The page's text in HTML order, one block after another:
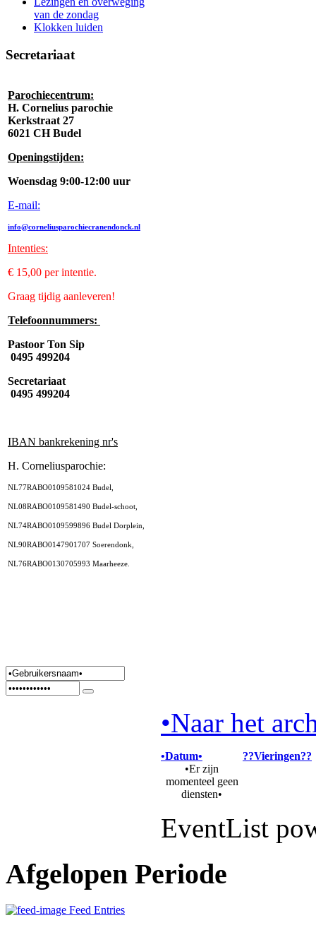
van de zondag
Klokken luiden
Secretariaat
Parochiecentrum:
H. Cornelius parochie
Kerkstraat 27
6021 CH Budel
Openingstijden:
Woensdag 9:00-12:00 uur
E-mail:
info@corneliusparochiecranendonck.nl
Intenties:
€ 15,00 per intentie.
Graag tijdig aanleveren!
Telefoonnummers:
Pastoor Ton Sip
0495 499204
Secretariaat
0495 499204
IBAN bankrekening nr's
H. Corneliusparochie:
NL77RABO0109581024 Budel,
NL08RABO0109581490 Budel-schoot,
NL74RABO0109599896 Budel Dorplein,
NL90RABO0147901707 Soerendonk,
NL76RABO0130705993 Maarheeze.
•Naar het
•Datum•
??Vieringen??
•Er zijn
momenteel geen
diensten•
EventList
Afgelopen Periode
Feed Entries